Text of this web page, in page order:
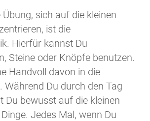
Übung, sich auf die kleinen
ist die
Hierfür kannst Du
Steine oder Knöpfe benutzen.
Handvoll davon in die
Während Du durch den Tag
Du bewusst auf die kleinen
Jedes Mal, wenn Du